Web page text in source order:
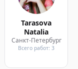
Tarasova
Natalia
Санкт-Петербург
Всего работ: 3